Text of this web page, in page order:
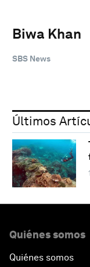
Biwa Khan
SBS News
Últimos
Quiénes somos
Quiénes somos